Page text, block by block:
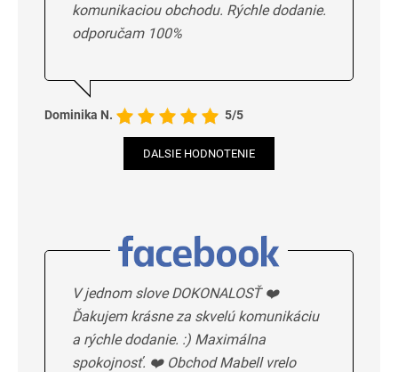
komunikaciou obchodu. Rýchle dodanie.
odporučam 100%
Dominika N. 5/5
DALSIE HODNOTENIE
V jednom slove DOKONALOSŤ ❤️
Ďakujem krásne za skvelú komunikáciu
a rýchle dodanie. :) Maximálna
spokojnosť. ❤️ Obchod Mabell vrelo